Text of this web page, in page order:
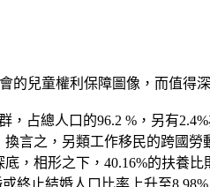
的兒童權利保障圖像，而值得
占總人口的96.2 %，另有
言之，另類工作移民的跨國
，相形之下，40.16%的扶養
終止結婚人口比率上升至